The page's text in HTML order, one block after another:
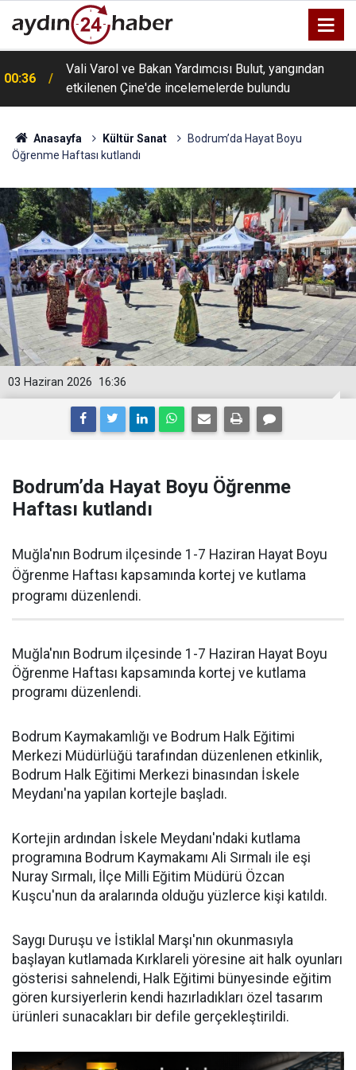
00:36
Vali Varol ve Bakan Yardımcısı Bulut, yangından
etkilenen Çine'de incelemelerde bulundu
Anasayfa Kültür Sanat
Bodrum’da Hayat Boyu
Öğrenme Haftası kutlandı
16:36
03 Haziran 2026
Bodrum’da Hayat Boyu Öğrenme
Haftası kutlandı
Muğla'nın Bodrum ilçesinde 1-7 Haziran Hayat Boyu
Öğrenme Haftası kapsamında kortej ve kutlama
programı düzenlendi.
Muğla'nın Bodrum ilçesinde 1-7 Haziran Hayat Boyu
Öğrenme Haftası kapsamında kortej ve kutlama
programı düzenlendi.
Bodrum Kaymakamlığı ve Bodrum Halk Eğitimi
Merkezi Müdürlüğü tarafından düzenlenen etkinlik,
Bodrum Halk Eğitimi Merkezi binasından İskele
Meydanı'na yapılan kortejle başladı.
Kortejin ardından İskele Meydanı'ndaki kutlama
programına Bodrum Kaymakamı Ali Sırmalı ile eşi
Nuray Sırmalı, İlçe Milli Eğitim Müdürü Özcan
Kuşcu'nun da aralarında olduğu yüzlerce kişi katıldı.
Saygı Duruşu ve İstiklal Marşı'nın okunmasıyla
başlayan kutlamada Kırklareli yöresine ait halk oyunları
gösterisi sahnelendi, Halk Eğitimi bünyesinde eğitim
gören kursiyerlerin kendi hazırladıkları özel tasarım
ürünleri sunacakları bir defile gerçekleştirildi.